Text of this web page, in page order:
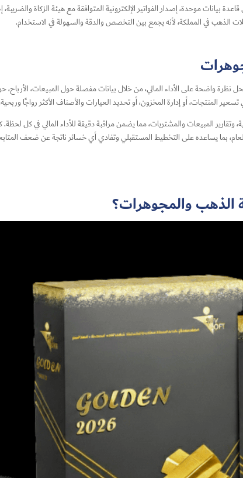
بيانات موحدة، إصدار الفواتير الإلكترونية المتوافقة مع هيئة الزكاة
الذهب في المملكة، لأنه يجمع بين التخصص والدقة والسهولة في الاستخدام.
نظرة واضحة على الأداء المالي، من خلال بيانات مفصلة حول المبيعات، الأرباح،
المنتجات، أو إدارة المخزون، أو تحديد العيارات والأصناف الأكثر رواجًا
المبيعات والمشتريات، مما يضمن مراقبة دقيقة للأداء المالي في كل لحظة.
بما يساعده على التخطيط المستقبلي وتفادي أي خسائر ناتجة عن ضعف
الذهب والمجوهرات؟